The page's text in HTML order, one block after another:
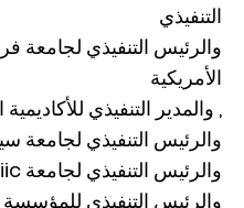
التنفيذي
والرئيس التنفيذي لجامعة
الأمريكية
, والمدير التنفيذي
والرئيس التنفيذي لجامعة
والرئيس التنفيذي لجامعة iic للتكنولوجيا بمملكة كمبوديا
والرئيس التنفيذي للمؤسسة